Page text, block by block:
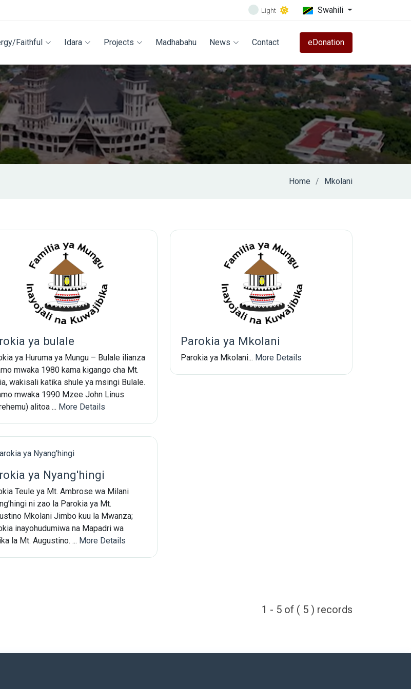
Light Swahili
Faithful Idara Projects Madhabahu News Contact eDonation
Home Mkolani
ya bulale
ya Huruma ya Mungu – Bulale ilianza
mwaka 1980 kama kigango cha Mt.
wakisali katika shule ya msingi Bulale.
mwaka 1990 Mzee John Linus
alitoa ... More Details
Parokia ya Mkolani
Parokia ya Mkolani... More Details
ya Nyang'hingi
Teule ya Mt. Ambrose wa Milani
ni zao la Parokia ya Mt.
Mkolani Jimbo kuu la Mwanza;
inayohudumiwa na Mapadri wa
la Mt. Augustino. ... More Details
1 - 5 of ( 5 ) records
Subscribe Now
Sign up for our newsletter to receive the latest updates.